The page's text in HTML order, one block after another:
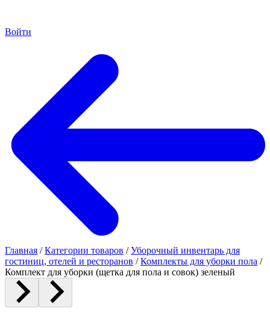
Войти
Главная / Категории товаров / Уборочный инвентарь для
гостиниц, отелей и ресторанов / Комплекты для уборки пола /
Комплект для уборки (щетка для пола и совок) зеленый